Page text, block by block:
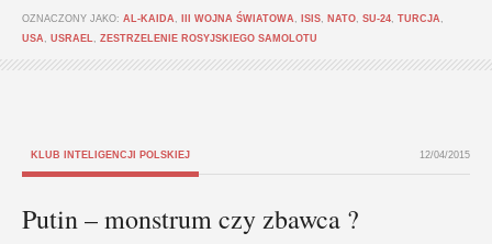
OZNACZONY JAKO: AL-KAIDA III WOJNA ŚWIATOWA ISIS NATO SU-24 TURCJA
USA
USRAEL ZESTRZELENIE ROSYJSKIEGO SAMOLOTU
KLUB INTELIGENCJI POLSKIEJ 12/04/2015
Putin – monstrum czy zbawca ?